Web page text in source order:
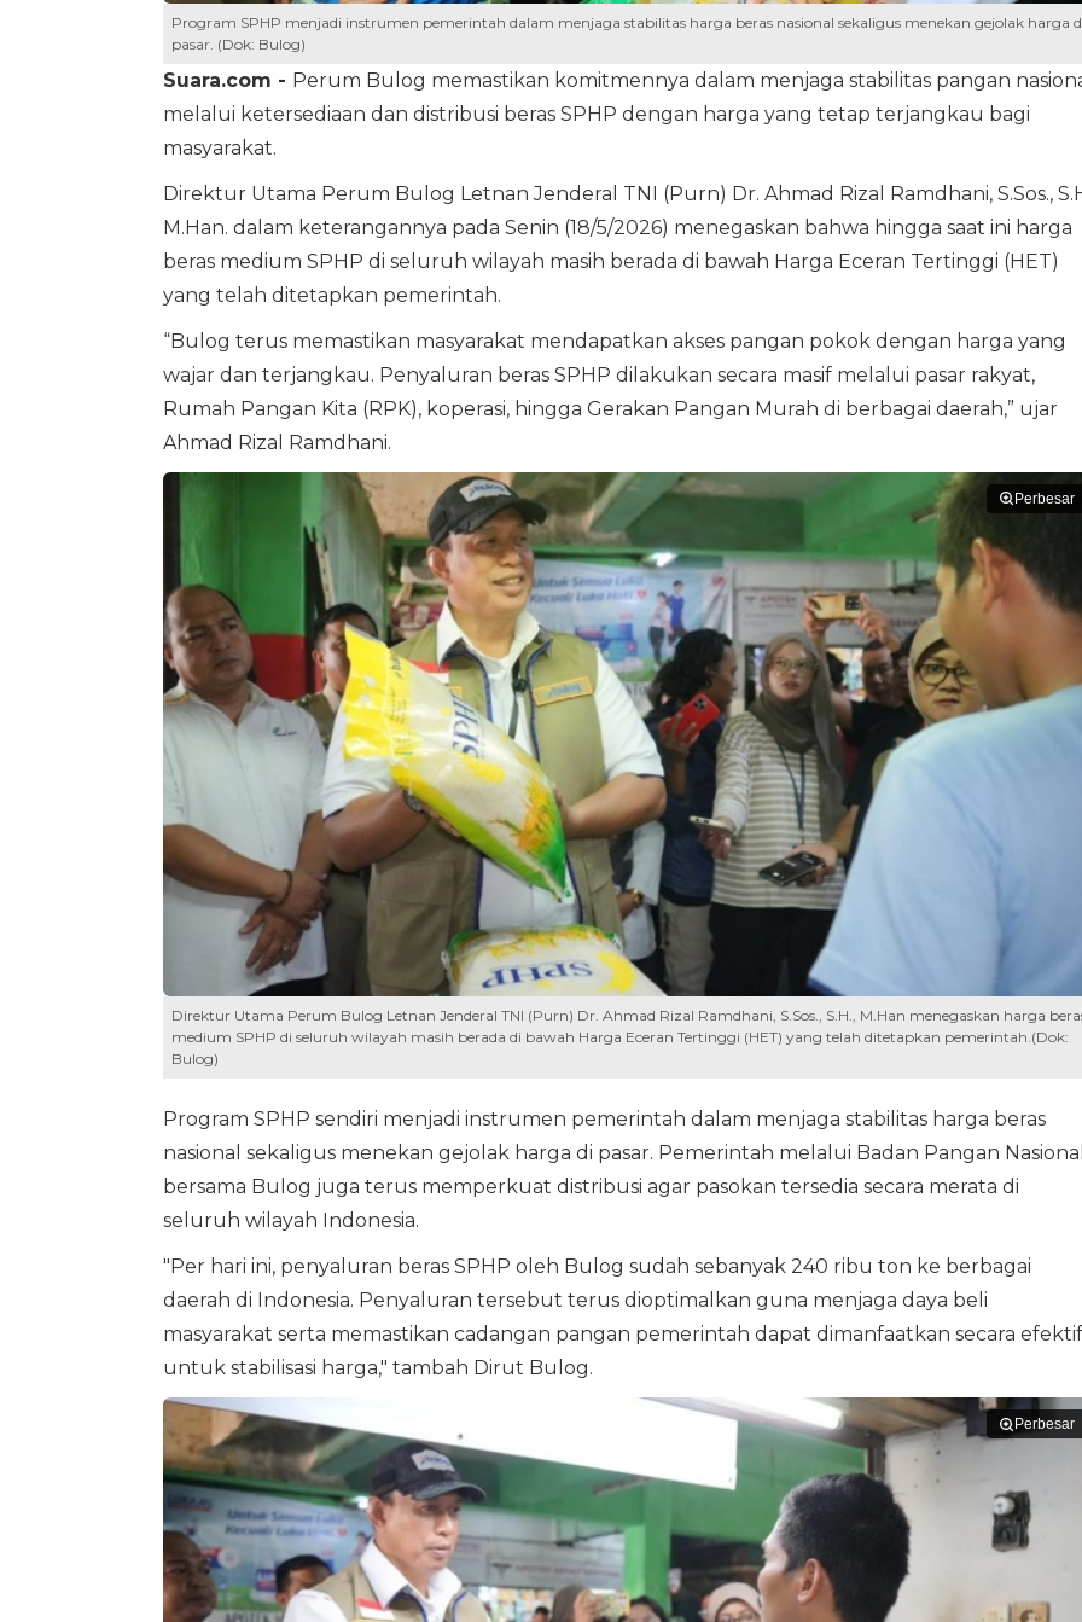
Program SPHP menjadi instrumen pemerintah dalam menjaga stabilitas harga beras nasional sekaligus menekan gejolak harga
pasar. (Dok: Bulog)
Suara.com - Perum Bulog memastikan komitmennya dalam menjaga stabilitas pangan
melalui ketersediaan dan distribusi beras SPHP dengan harga yang tetap terjangkau bagi
masyarakat.
Direktur Utama Perum Bulog Letnan Jenderal TNI (Purn) Dr. Ahmad Rizal Ramdhani, S.Sos.,
M.Han. dalam keterangannya pada Senin (18/5/2026) menegaskan bahwa hingga saat ini harga
beras medium SPHP di seluruh wilayah masih berada di bawah Harga Eceran Tertinggi (HET)
yang telah ditetapkan pemerintah.
“Bulog terus memastikan masyarakat mendapatkan akses pangan pokok dengan harga yang
wajar dan terjangkau. Penyaluran beras SPHP dilakukan secara masif melalui pasar rakyat,
Rumah Pangan Kita (RPK), koperasi, hingga Gerakan Pangan Murah di berbagai daerah,” ujar
Ahmad Rizal Ramdhani.
Perbesar
Direktur Utama Perum Bulog Letnan Jenderal TNI (Purn) Dr. Ahmad Rizal Ramdhani, S.Sos., S.H., M.Han menegaskan harga
medium SPHP di seluruh wilayah masih berada di bawah Harga Eceran Tertinggi (HET) yang telah ditetapkan pemerintah.(Dok:
Bulog)
Program SPHP sendiri menjadi instrumen pemerintah dalam menjaga stabilitas harga beras
nasional sekaligus menekan gejolak harga di pasar. Pemerintah melalui Badan Pangan
bersama Bulog juga terus memperkuat distribusi agar pasokan tersedia secara merata di
seluruh wilayah Indonesia.
"Per hari ini, penyaluran beras SPHP oleh Bulog sudah sebanyak 240 ribu ton ke berbagai
daerah di Indonesia. Penyaluran tersebut terus dioptimalkan guna menjaga daya beli
masyarakat serta memastikan cadangan pangan pemerintah dapat dimanfaatkan secara efektif
untuk stabilisasi harga," tambah Dirut Bulog.
Perbesar